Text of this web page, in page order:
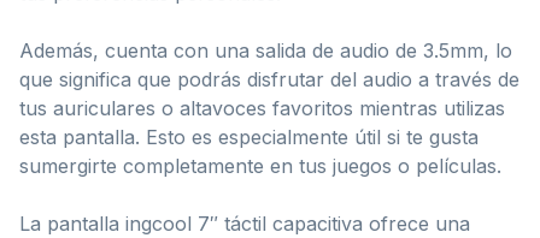
Además, cuenta con una salida de audio de 3.5mm, lo
que significa que podrás disfrutar del audio a través de
tus auriculares o altavoces favoritos mientras utilizas
esta pantalla. Esto es especialmente útil si te gusta
sumergirte completamente en tus juegos o películas.
La pantalla ingcool 7″ táctil capacitiva ofrece una